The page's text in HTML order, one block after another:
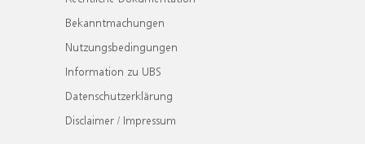
Bekanntmachungen
Nutzungsbedingungen
Information zu UBS
Datenschutzerklärung
Disclaimer / Impressum